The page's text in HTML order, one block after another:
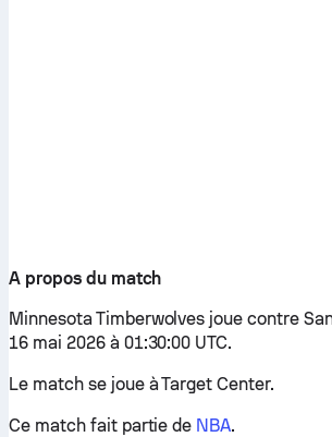
A propos du match
Minnesota Timberwolves joue contre
16 mai 2026 à 01:30:00 UTC.
Le match se joue à Target Center.
Ce match fait partie de NBA.